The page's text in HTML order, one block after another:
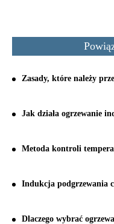
Zasady, które należy
Jak działa ogrzewanie
Metoda kontroli
Indukcja podgrzewania
Dlaczego wybrać